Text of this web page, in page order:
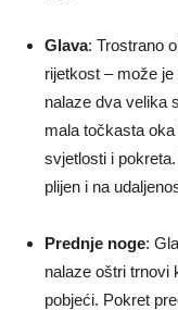
Glava: Trostrano
rijetkost – može
nalaze dva velika
mala točkasta
svjetlosti i
plijen i na
Prednje noge:
nalaze oštri trnovi
pobjeći. Pokret